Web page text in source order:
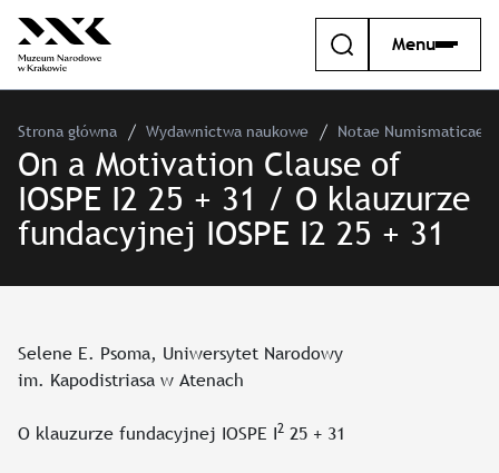
Menu
Strona główna Wydawnictwa naukowe Notae Numismaticae
On a Motivation Clause of
IOSPE I2 25 + 31 / O klauzurze
fundacyjnej IOSPE I2 25 + 31
Selene E. Psoma, Uniwersytet Narodowy
im. Kapodistriasa w Atenach
O klauzurze fundacyjnej IOSPE I2 25 + 31